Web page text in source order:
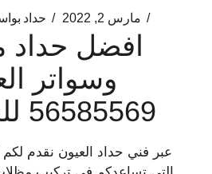
مارس 2, 2022 حداد
افضل
وسواتر
56585569 للسيارات
عبر فني حداد العيون نقدم